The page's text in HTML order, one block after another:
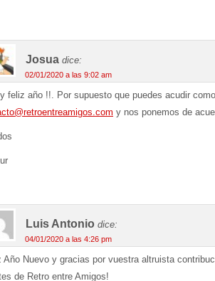
Josua dice:
02/01/2020 a las 9:02 am
feliz año !!. Por supuesto que puedes acudir
y nos ponemos de
Luis Antonio dice:
04/01/2020 a las 4:26 pm
Año Nuevo y gracias por vuestra altruista
de Retro entre Amigos!